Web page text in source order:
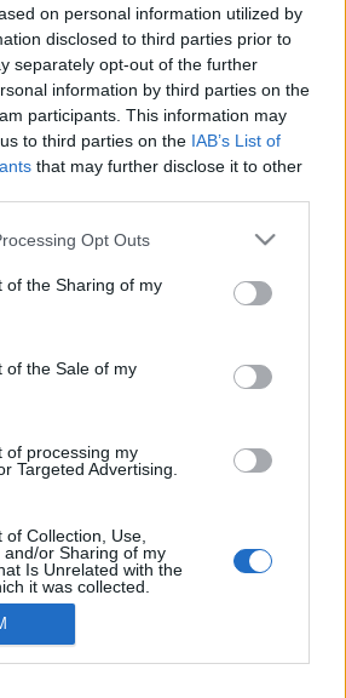
on personal information utilized by
disclosed to third parties prior to
separately opt-out of the further
information by third parties on the
participants. This information may
to third parties on the IAB’s List of
that may further disclose it to other
app uses one or more Google
or usage behaviour. You may click to
to Google and its third-party tags to
specified purposes in below Google
Opt Outs
of the Sharing of my
of the Sale of my
of processing my
Targeted Advertising.
of Collection, Use,
and/or Sharing of my
Is Unrelated with the
it was collected.
sok kicsi, az egyik legkedvesebb
amiben egy halom izgalmas
lehet válogatni a jótékonyságért.
egyszerűen hangzik, de
és élvezetes lesz: 3 óra 3
csillagos étterem
+ Világevő =
Michelin-csillagos ebédre? Ez
lehetőség ez, ami még a
sem elérhető, egy tényleg
az ország első
a(z ideiglenes)
étteremben a…